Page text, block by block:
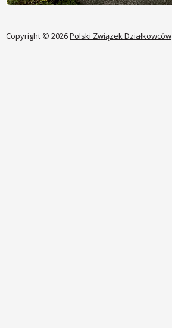
Copyright © 2026Polski Związek Działkowców